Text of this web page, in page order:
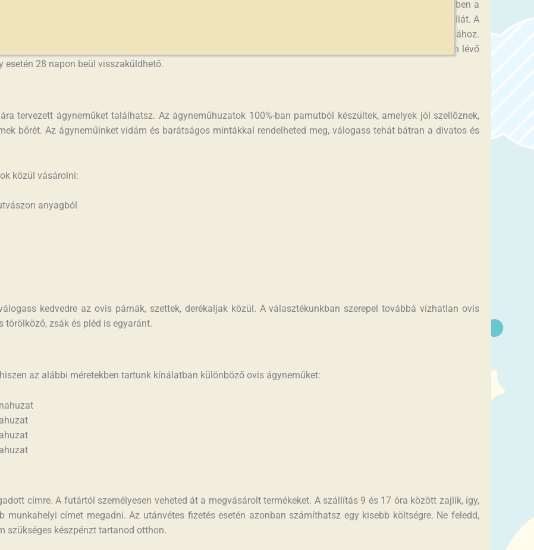
otthoni kanapéból. Az üzletekben sokszor hiányzik a megfelelő minőségű darab, illetve több esetben a
Az
webáruházunkban számos tartós és puha termékből választhatod ki a tökéletes textíliát. A
házhoz is szállítjuk, így szinte csak az ujjadat kell megmozdítanod a megálmodott termék megtalálásához.
is vásárolható, attól függetlenül, hogy mi van nyitva és mi nincs. Nem rendelkezünk bolttal, de a raktáron lévő
28 napon beül visszaküldhető.
tervezett ágyneműket találhatsz. Az ágyneműhuzatok 100%-ban pamutból készültek, amelyek jól szellőznek,
bőrét. Az ágyneműinket vidám és barátságos mintákkal rendelheted meg, válogass tehát bátran a divatos és
közül vásárolni:
anyagból
kedvedre az ovis párnák, szettek, derékaljak közül. A választékunkban szerepel továbbá vízhatlan ovis
törölköző, zsák és pléd is egyaránt.
az alábbi méretekben tartunk kínálatban különböző ovis ágyneműket:
címre. A futártól személyesen veheted át a megvásárolt termékeket. A szállítás 9 és 17 óra között zajlik, így,
címet megadni. Az utánvétes fizetés esetén azonban számíthatsz egy kisebb költségre. Ne feledd,
szükséges készpénzt tartanod otthon.